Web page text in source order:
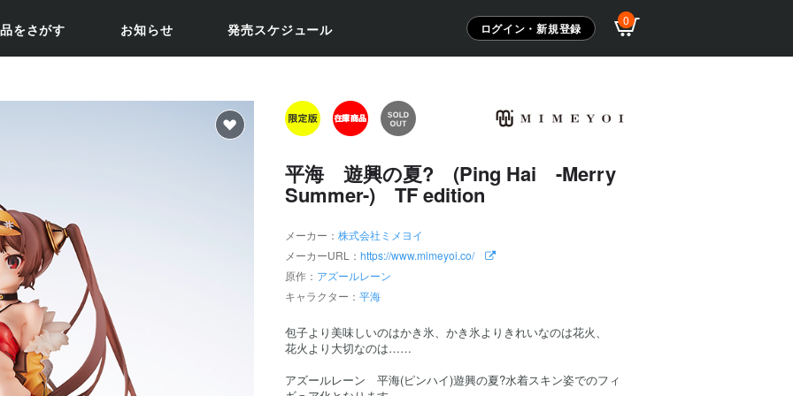
をさがす お知らせ 発売スケジュール ログイン・新規登録
0
平海 遊興の夏? (Ping Hai -Merry
Summer-) TF edition
メーカー：株式会社ミメヨイ
メーカーURL：https://www.mimeyoi.co/
原作： アズールレーン
キャラクター：平海
包子より美味しいのはかき氷、かき氷よりきれいなのは花火、
花火より大切なのは……
アズールレーン 平海(ピンハイ)遊興の夏?水着スキン姿でのフィ